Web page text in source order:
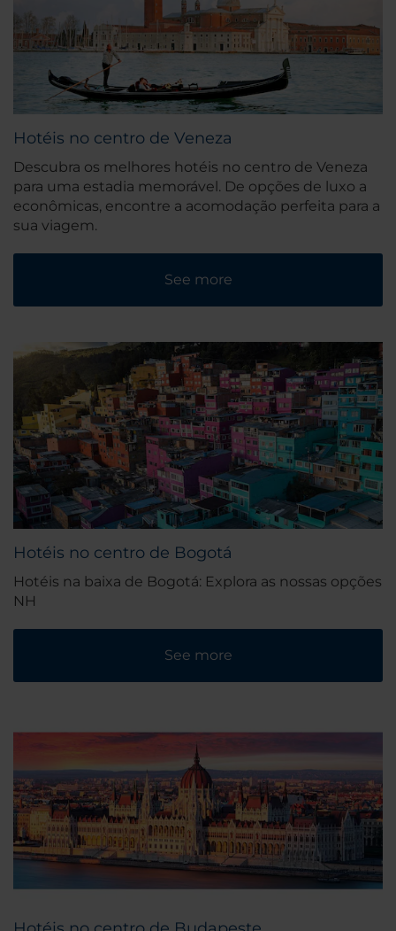
Hotéis no centro de Veneza
Descubra os melhores hotéis no centro de Veneza
para uma estadia memorável. De opções de luxo a
econômicas, encontre a acomodação perfeita para a
sua viagem.
See more
Hotéis no centro de Bogotá
Hotéis na baixa de Bogotá: Explora as nossas opções
NH
See more